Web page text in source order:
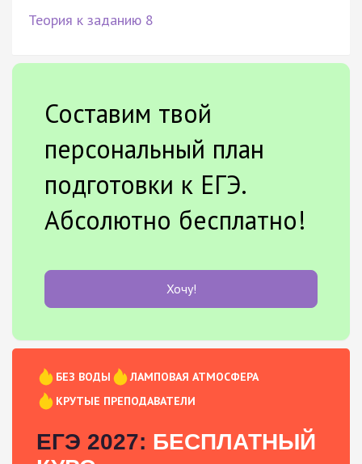
Теория к заданию 8
Составим твой
персональный план
подготовки к ЕГЭ.
Абсолютно бесплатно!
Хочу!
БЕЗ ВОДЫ
ЛАМПОВАЯ АТМОСФЕРА
КРУТЫЕ ПРЕПОДАВАТЕЛИ
ЕГЭ 2027: БЕСПЛАТНЫЙ